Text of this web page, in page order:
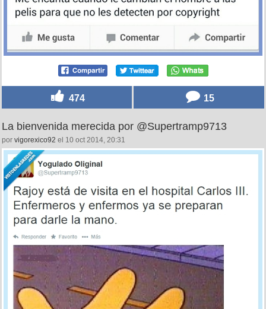
474 15
La bienvenida merecida por @Supertramp9713
por vigorexico92 el 10 oct 2014, 20:31